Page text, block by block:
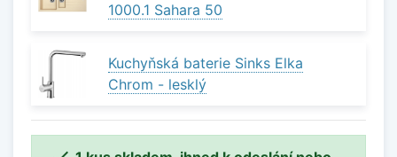
1000.1 Sahara 50
Kuchyňská baterie Sinks Elka
Chrom - lesklý